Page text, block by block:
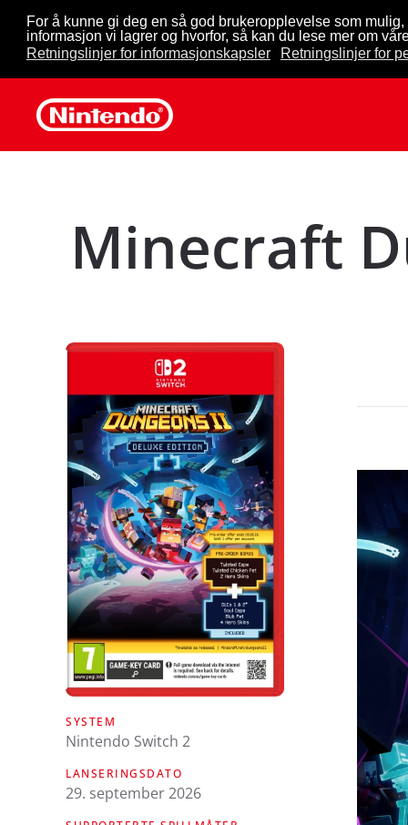
For å kunne gi deg en så god brukeropplevelse som
informasjon vi lagrer og hvorfor, så kan du lese mer om
Retningslinjer for informasjonskapsler
Retningslinjer for
Skip to main content
Minecraft
SYSTEM
Nintendo Switch 2
LANSERINGSDATO
29. september 2026